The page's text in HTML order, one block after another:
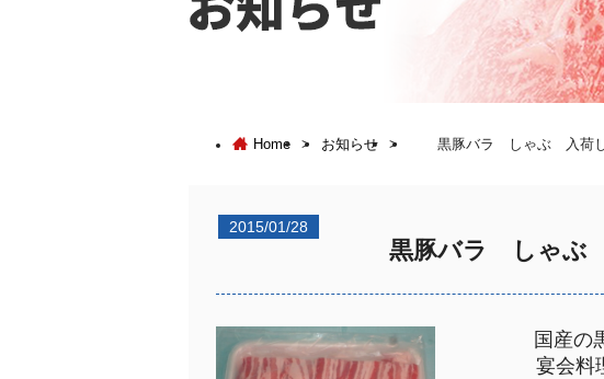
Home > お知らせ > 黒豚バラ しゃぶ 入荷し
2015/01/28
黒豚バラ しゃぶ
国産の
宴会料理に